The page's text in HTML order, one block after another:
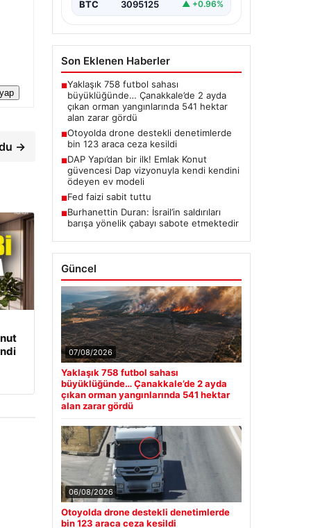
→
BTC 3095125 ▲ +0.96%
Son Eklenen Haberler
■Yaklaşık 758 futbol sahası
büyüklüğünde… Çanakkale’de 2 ayda
çıkan orman yangınlarında 541 hektar
alan zarar gördü
■Otoyolda drone destekli denetimlerde
bin 123 araca ceza kesildi
■DAP Yapı’dan bir ilk! Emlak Konut
güvencesi Dap vizyonuyla kendi kendini
ödeyen ev modeli
■Fed faizi sabit tuttu
■Burhanettin Duran: İsrail’in saldırıları
barışa yönelik çabayı sabote etmektedir
Güncel
07/08/2026
Yaklaşık 758 futbol sahası
büyüklüğünde… Çanakkale’de 2 ayda
çıkan orman yangınlarında 541 hektar
alan zarar gördü
06/08/2026
Otoyolda drone destekli denetimlerde
bin 123 araca ceza kesildi